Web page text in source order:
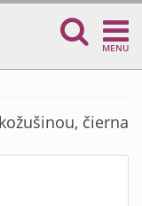
MENU
čierna